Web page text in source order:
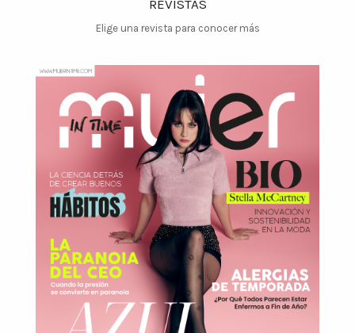
REVISTAS
Elige una revista para conocer más